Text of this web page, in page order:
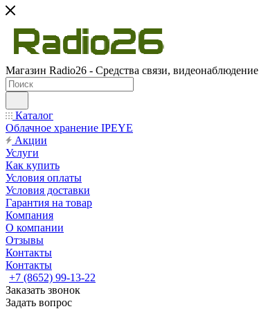
Магазин Radio26 - Средства связи, видеонаблюдение
Каталог
Облачное хранение IPEYE
Акции
Услуги
Как купить
Условия оплаты
Условия доставки
Гарантия на товар
Компания
О компании
Отзывы
Контакты
Контакты
+7 (8652) 99-13-22
Заказать звонок
Задать вопрос